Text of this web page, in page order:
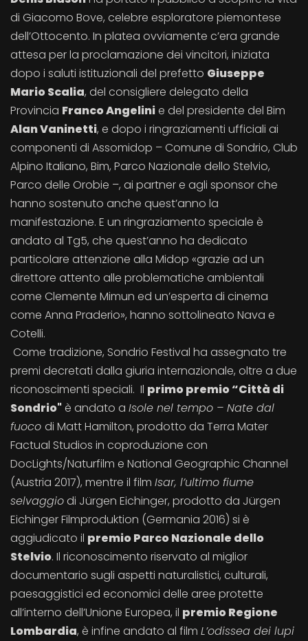
di Giacomo Bove, celebre esploratore piemontese
dell’Ottocento. In platea ovviamente c’era grande
attesa per la proclamazione dei vincitori, iniziata
dopo i saluti istituzionali del prefetto Giuseppe
Mario Scalia, del consigliere delegato della
Provincia Franco Angelinie del presidente del Bim
Alan Vaninetti, e dopo i ringraziamenti ufficiali ai
componenti di Assomidop – Comune di Sondrio, Club
Alpino Italiano, Bim, Parco Nazionale dello Stelvio,
Parco delle Orobie –, ai partner e agli sponsor che
hanno sostenuto anche quest’anno la
manifestazione. E un ringraziamento speciale è
andato al Tg5, che quest’anno ha dedicato
particolare attenzione alla Midop «grazie ad un
direttore attento alle problematiche ambientali
come Clemente Mimun ed un’esperta di cinema
come Anna Praderio», hanno sottolineato Nava e
Cotelli.
Come tradizione, Sondrio Festival ha assegnato tre
premi decretati dalla giuria internazionale, oltre a due
riconoscimenti speciali. Il primo premio “Città di
Sondrio"è andato a Isole nel tempo – Nate dal
fuoco di Matt Hamilton, prodotto da Terra Mater
Factual Studios in coproduzione con
DocLights/Naturfilm e National Geographic Channel
(Austria 2017), mentre il film Isar, l’ultimo fiume
selvaggiodi Jürgen Eichinger, prodotto da Jürgen
Eichinger Filmproduktion (Germania 2016) si è
aggiudicato il premio Parco Nazionale dello
Stelvio. Il riconoscimento riservato al miglior
documentario sugli aspetti naturalistici, culturali,
paesaggistici ed economici delle aree protette
all’interno dell’Unione Europea, il premio Regione
Lombardia, è infine andato al film L’odissea dei lupi